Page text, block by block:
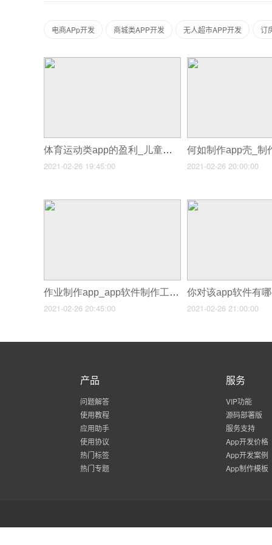
电商APp开发 商城类APP开发 无人超市APP开发 订
体育运动类app的盈利_儿童英语app开发
2021-02-26 19:45:00
何如制作app壳_制
2021-02-26 20:00:00
作业制作app_app软件制作工具下载
2021-02-26 20:45:00 2021-02-26 21:00:00
产品
问题解答
使用教程
应用助手
使用协议
热门标签
热门专题
服务
VIP功能
源码部署版
服务支持
App开发价格
App开发案例
App制作模板